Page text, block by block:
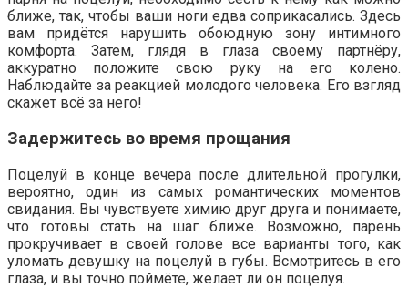
ближе, так, чтобы ваши ноги едва соприкасались. Здесь
вам придётся нарушить обоюдную зону интимного
комфорта. Затем, глядя в глаза своему партнёру,
аккуратно положите свою руку на его колено.
Наблюдайте за реакцией молодого человека. Его взгляд
скажет всё за него!
Задержитесь во время прощания
Поцелуй в конце вечера после длительной прогулки,
вероятно, один из самых романтических моментов
свидания. Вы чувствуете химию друг друга и понимаете,
что готовы стать на шаг ближе. Возможно, парень
прокручивает в своей голове все варианты того, как
уломать девушку на поцелуй в губы. Всмотритесь в его
глаза, и вы точно поймёте, желает ли он поцелуя.